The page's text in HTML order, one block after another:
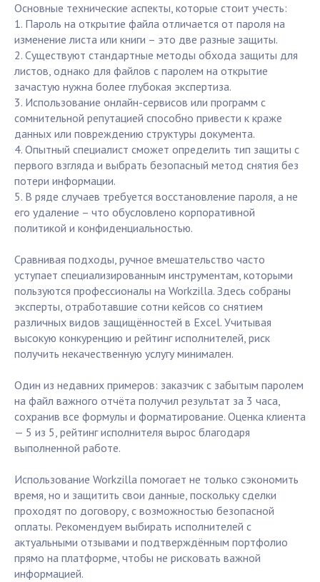
Основные технические аспекты, которые стоит учесть:
1. Пароль на открытие файла отличается от пароля на
изменение листа или книги – это две разные защиты.
2. Существуют стандартные методы обхода защиты для
листов, однако для файлов с паролем на открытие
зачастую нужна более глубокая экспертиза.
3. Использование онлайн-сервисов или программ с
сомнительной репутацией способно привести к краже
данных или повреждению структуры документа.
4. Опытный специалист сможет определить тип защиты с
первого взгляда и выбрать безопасный метод снятия без
потери информации.
5. В ряде случаев требуется восстановление пароля, а не
его удаление – что обусловлено корпоративной
политикой и конфиденциальностью.
Сравнивая подходы, ручное вмешательство часто
уступает специализированным инструментам, которыми
пользуются профессионалы на Workzilla. Здесь собраны
эксперты, отработавшие сотни кейсов со снятием
различных видов защищённостей в Excel. Учитывая
высокую конкуренцию и рейтинг исполнителей, риск
получить некачественную услугу минимален.
Один из недавних примеров: заказчик с забытым паролем
на файл важного отчёта получил результат за 3 часа,
сохранив все формулы и форматирование. Оценка клиента
— 5 из 5, рейтинг исполнителя вырос благодаря
выполненной работе.
Использование Workzilla помогает не только сэкономить
время, но и защитить свои данные, поскольку сделки
проходят по договору, с возможностью безопасной
оплаты. Рекомендуем выбирать исполнителей с
актуальными отзывами и подтверждённым портфолио
прямо на платформе, чтобы не рисковать важной
информацией.